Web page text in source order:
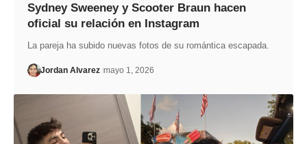
Sydney Sweeney y Scooter Braun hacen
oficial su relación en Instagram
La pareja ha subido nuevas fotos de su romántica escapada.
Jordan Alvarez mayo 1, 2026